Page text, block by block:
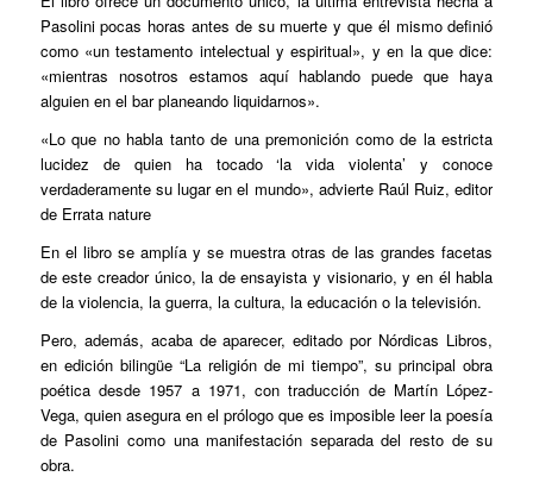
Pasolini pocas horas antes de su muerte y que él mismo definió
como «un testamento intelectual y espiritual», y en la que dice:
«mientras nosotros estamos aquí hablando puede que haya
alguien en el bar planeando liquidarnos».
«Lo que no habla tanto de una premonición como de la estricta
lucidez de quien ha tocado ‘la vida violenta’ y conoce
verdaderamente su lugar en el mundo», advierte Raúl Ruiz, editor
de Errata nature
En el libro se amplía y se muestra otras de las grandes facetas
de este creador único, la de ensayista y visionario, y en él habla
de la violencia, la guerra, la cultura, la educación o la televisión.
Pero, además, acaba de aparecer, editado por Nórdicas Libros,
en edición bilingüe “La religión de mi tiempo”, su principal obra
poética desde 1957 a 1971, con traducción de Martín López-
Vega, quien asegura en el prólogo que es imposible leer la poesía
de Pasolini como una manifestación separada del resto de su
obra.